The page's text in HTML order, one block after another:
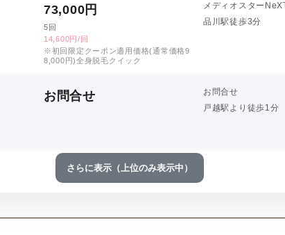
73,000 円
5回
14,600円/回
※初回限定クーポン適用価格(通常価格9
8,000円)全身脱毛クイック
メディオスター
品川駅徒歩3分
お問合せ
お問合せ
戸越駅より徒歩1分
さらに表示（上位のみ表示中）